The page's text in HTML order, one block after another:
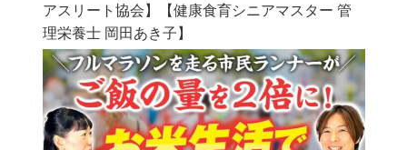
アスリート協会】【健康食育シニアマスター 管
理栄養士 岡田あき子】